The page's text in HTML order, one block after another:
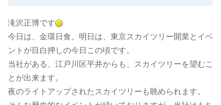
滝沢正博です
今日は、金環日食。明日は、東京スカイツリー開業とイベ
ントが目白押しの今日この頃です。
当社がある、江戸川区平井からも、スカイツリーを望むこ
とが出来ます。
夜のライトアップされたスカイツリーも眺められます。